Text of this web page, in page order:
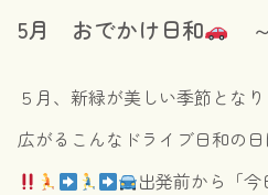
5月 おでかけ日和
５月、新緑が美しい季節とな
広がるこんなドライブ日和の
出発前から「